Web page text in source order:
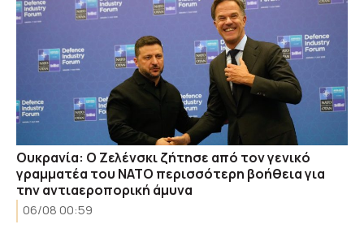
Ουκρανία: Ο Ζελένσκι ζήτησε από τον γενικό
γραμματέα του ΝΑΤΟ περισσότερη βοήθεια για
την αντιαεροπορική άμυνα
06/08 00:59